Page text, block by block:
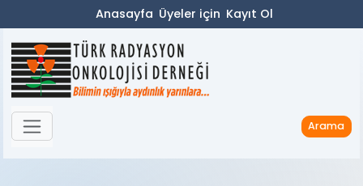
Anasayfa Üyeler için Kayıt Ol
Arama